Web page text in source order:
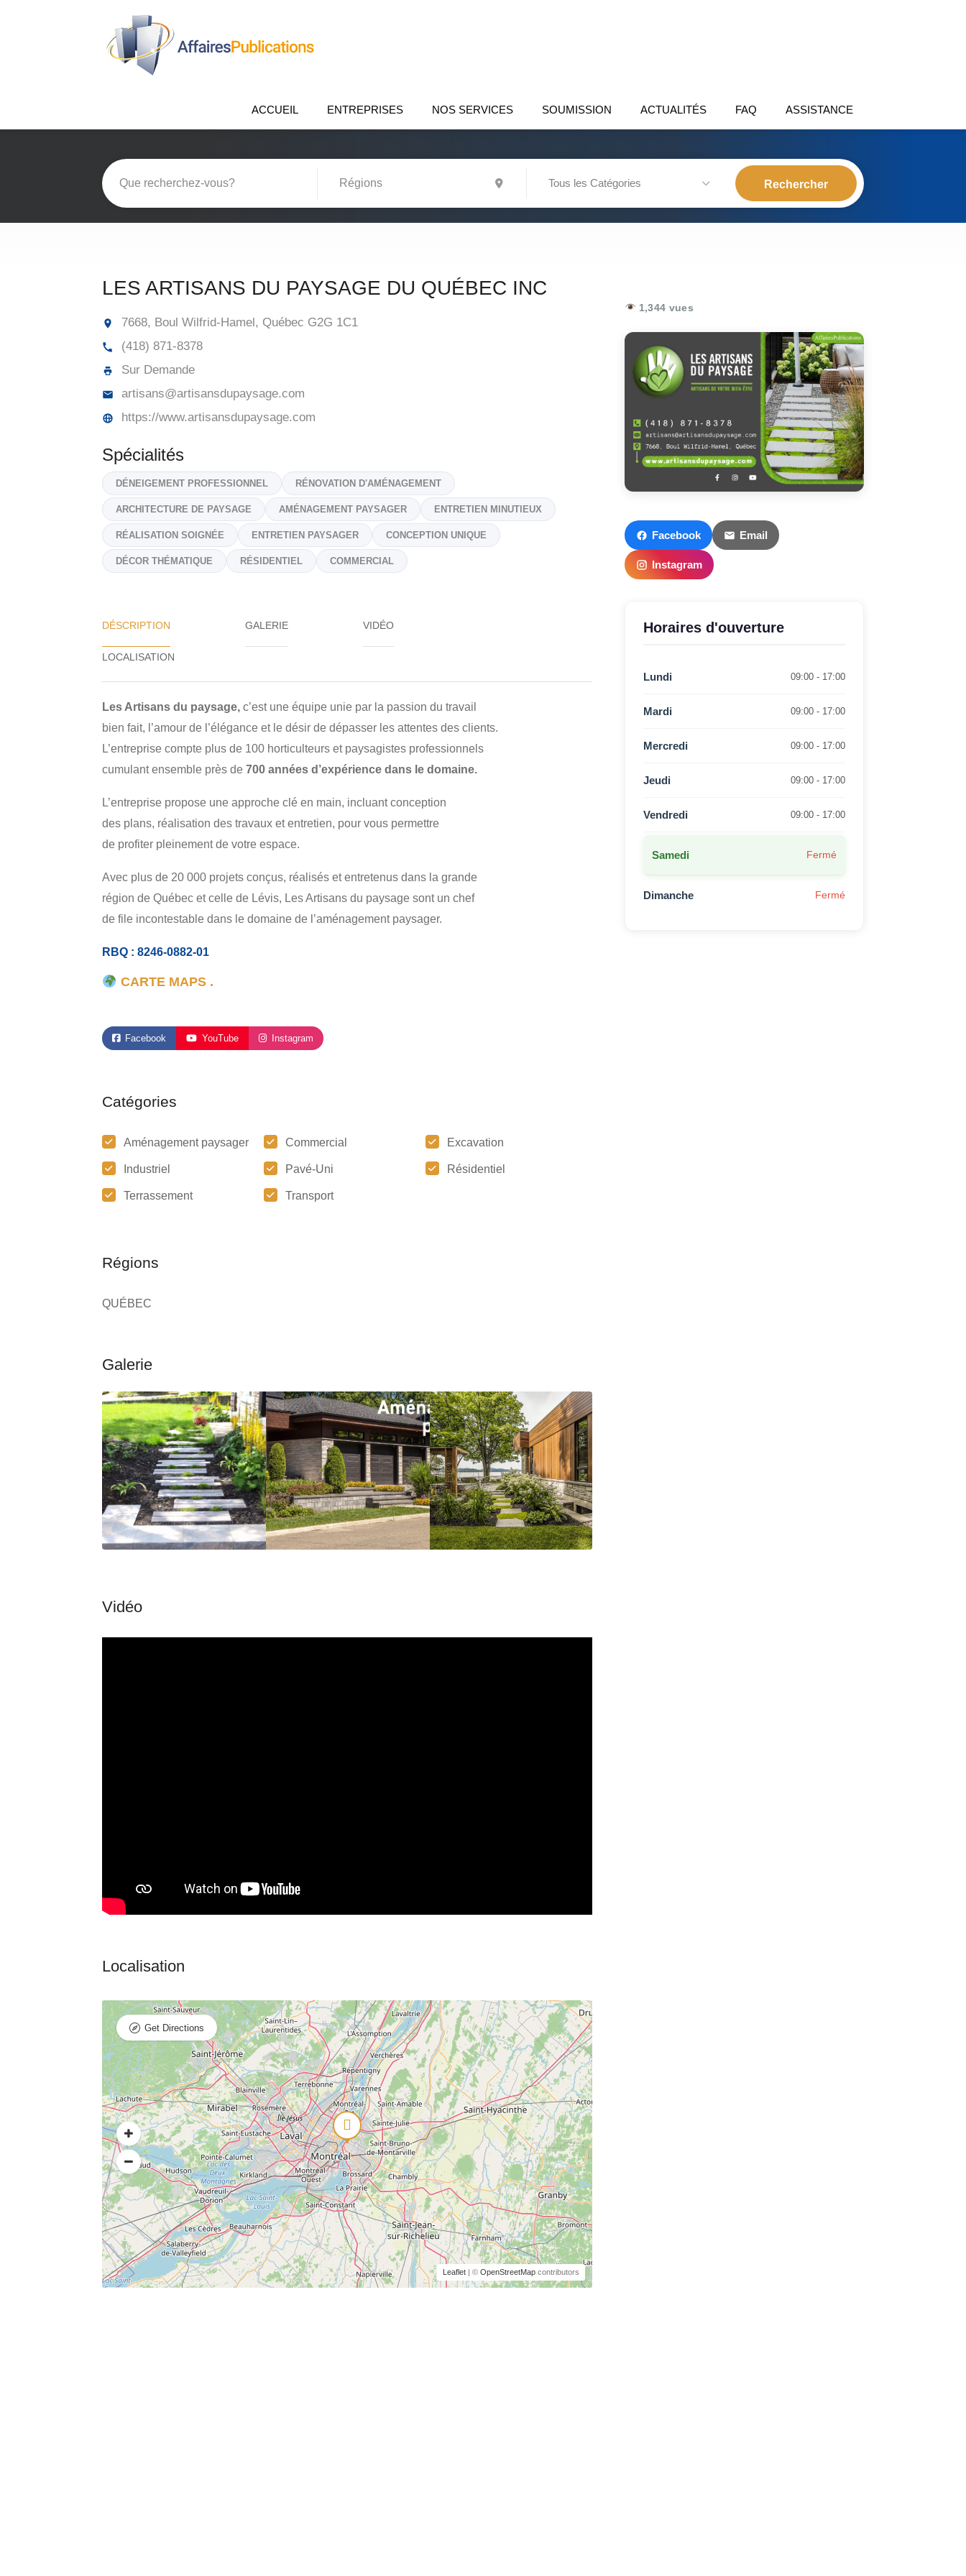
ACCUEIL ENTREPRISES NOS SERVICES SOUMISSION ACTUALITÉS FAQ ASSISTANCE
Tous les Catégories
LES ARTISANS DU PAYSAGE DU QUÉBEC INC
7668, Boul Wilfrid-Hamel, Québec G2G 1C1
(418) 871-8378
Sur Demande
artisans@artisansdupaysage.com
https://www.artisansdupaysage.com
Spécialités
DÉNEIGEMENT PROFESSIONNEL RÉNOVATION D'AMÉNAGEMENT
ARCHITECTURE DE PAYSAGE AMÉNAGEMENT PAYSAGER ENTRETIEN MINUTIEUX
RÉALISATION SOIGNÉE ENTRETIEN PAYSAGER CONCEPTION UNIQUE
DÉCOR THÉMATIQUE RÉSIDENTIEL COMMERCIAL
DÉSCRIPTION GALERIE VIDÉO
Les Artisans du paysage, c’est une équipe unie par la passion du travail
bien fait, l’amour de l’élégance et le désir de dépasser les attentes des clients.
L’entreprise compte plus de 100 horticulteurs et paysagistes professionnels
cumulant ensemble près de 700 années d’expérience dans le domaine.
L’entreprise propose une approche clé en main, incluant conception
des plans, réalisation des travaux et entretien, pour vous permettre
de profiter pleinement de votre espace.
Avec plus de 20 000 projets conçus, réalisés et entretenus dans la grande
région de Québec et celle de Lévis, Les Artisans du paysage sont un chef
de file incontestable dans le domaine de l’aménagement paysager.
RBQ : 8246-0882-01
CARTE MAPS .
Facebook YouTube Instagram
Catégories
Aménagement paysager Commercial Excavation
Industriel Pavé-Uni Résidentiel
Terrassement Transport
Régions
QUÉBEC
Leaflet| © OpenStreetMapcontributors
Get Directions
1,344 vues
Facebook Email
Instagram
Horaires d'ouverture
Lundi 09:00 - 17:00
Mardi 09:00 - 17:00
Mercredi 09:00 - 17:00
Jeudi 09:00 - 17:00
Vendredi 09:00 - 17:00
Samedi Fermé
Dimanche Fermé